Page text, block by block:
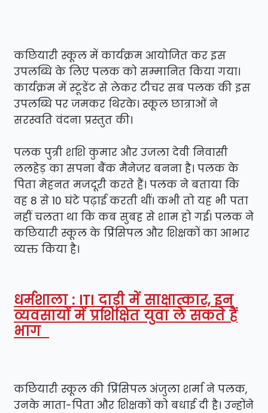
कछियारी स्कूल में कार्यक्रम आयोजित कर इस
उपलब्धि के लिए पलक को सम्मानित किया गया।
कार्यक्रम में स्टूडेंट से लेकर टीचर सब पलक की इस
उपलब्धि पर जमकर थिरके। स्कूल छात्राओं ने
सरस्वति वंदना प्रस्तुत की।
पलक पुत्री शशि कुमार और उजला देवी निवासी
ललहेड़ का सपना बैंक मैनेजर बनना है। पलक के
पिता मेहनत मजदूरी करते हैं। पलक ने बताया कि
वह 8 से 10 घंटे पढ़ाई करती थीं। कभी तो यह भी पता
नहीं चलता था कि कब सुबह से शाम हो गई। पलक ने
कछियारी स्कूल के प्रिंसिपल और शिक्षकों का आभार
व्यक्त किया है।
धर्मशाला : ITI दाड़ी में साक्षात्कार, इन
व्यवसायों में प्रशिक्षित युवा ले सकते हैं
भाग
कछियारी स्कूल की प्रिंसिपल अंजुला शर्मा ने पलक,
उनके माता-पिता और शिक्षकों को बधाई दी है। उन्होंने